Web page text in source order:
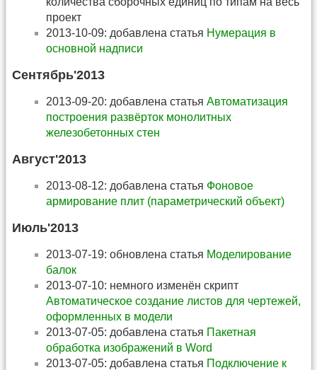
проект
2013-10-09: добавлена статья Нумерация в
основной надписи
Сентябрь'2013
2013-09-20: добавлена статья Автоматизация
построения развёрток монолитных
железобетонных стен
Август'2013
2013-08-12: добавлена статья Фоновое
армирование плит (параметрический объект)
Июль'2013
2013-07-19: обновлена статья Моделирование
балок
2013-07-10: немного изменён скрипт
Автоматическое создание листов для чертежей,
оформленных в модели
2013-07-05: добавлена статья Пакетная
обработка изображений в Word
2013-07-05: добавлена статья Подключение к